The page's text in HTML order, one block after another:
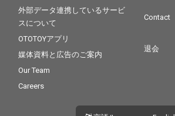
外部データ連携しているサービ
スについて
OTOTOYアプリ
媒体資料と広告のご案内
Our Team
Careers
Contact
退会